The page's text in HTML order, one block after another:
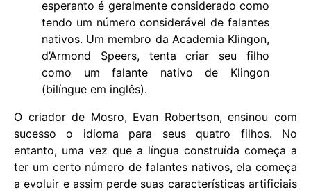
esperanto é geralmente considerado como
tendo um número considerável de falantes
nativos. Um membro da Academia Klingon,
d’Armond Speers, tenta criar seu filho
como um falante nativo de Klingon
(bilíngue em inglês).
O criador de Mosro, Evan Robertson, ensinou com
sucesso o idioma para seus quatro filhos. No
entanto, uma vez que a língua construída começa a
ter um certo número de falantes nativos, ela começa
a evoluir e assim perde suas características artificiais